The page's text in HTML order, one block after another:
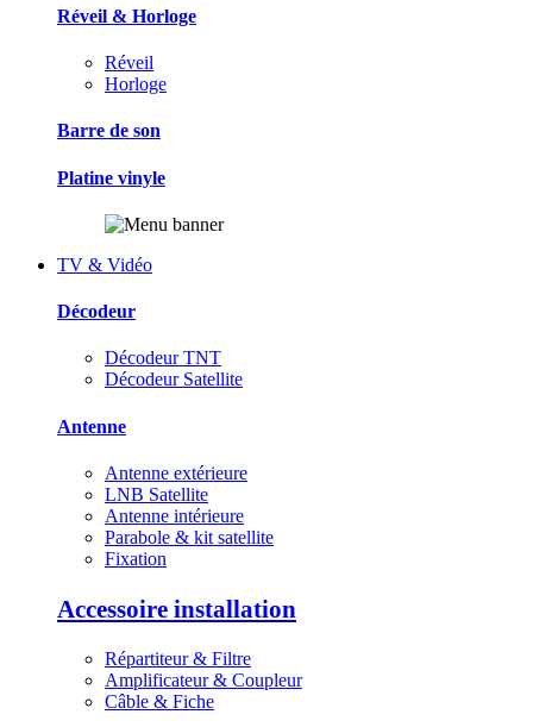
Réveil & Horloge
Réveil
Horloge
Barre de son
Platine vinyle
TV & Vidéo
Décodeur
Décodeur TNT
Décodeur Satellite
Antenne
Antenne extérieure
LNB Satellite
Antenne intérieure
Parabole & kit satellite
Fixation
Accessoire installation
Répartiteur & Filtre
Amplificateur & Coupleur
Câble & Fiche